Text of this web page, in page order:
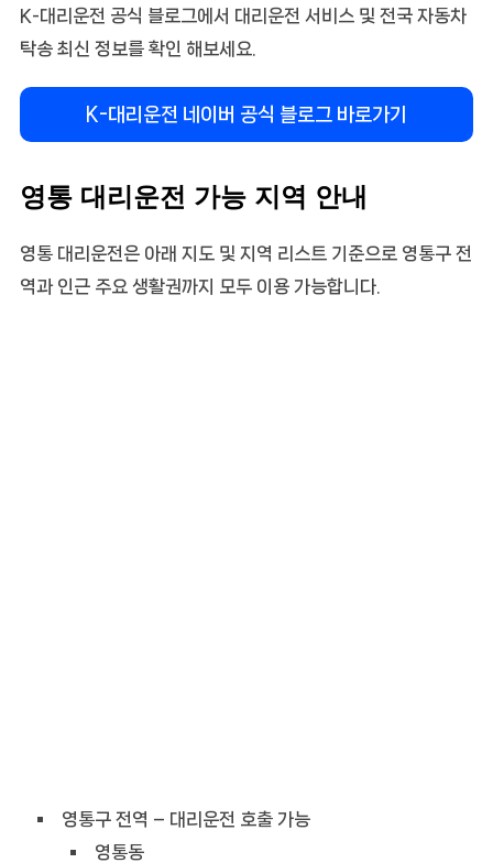
K-대리운전 공식 블로그에서 대리운전 서비스 및 전국 자동차
탁송 최신 정보를 확인 해보세요.
K-대리운전 네이버 공식 블로그 바로가기
영통 대리운전 가능 지역 안내
영통 대리운전은 아래 지도 및 지역 리스트 기준으로 영통구 전
역과 인근 주요 생활권까지 모두 이용 가능합니다.
영통구 전역 – 대리운전 호출 가능
영통동